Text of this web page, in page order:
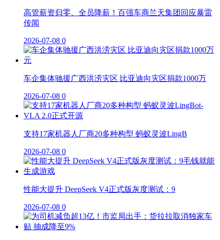
高管薪资归零、全员降薪！百强车商兰天集团回应暴雷
传闻
2026-07-08 0
车企集体驰援广西洪涝灾区 比亚迪向灾区捐款1000万
2026-07-08 0
支持17家机器人厂商20多种构型 蚂蚁灵波LingB
2026-07-08 0
性能大提升 DeepSeek V4正式版灰度测试：9
2026-07-08 0